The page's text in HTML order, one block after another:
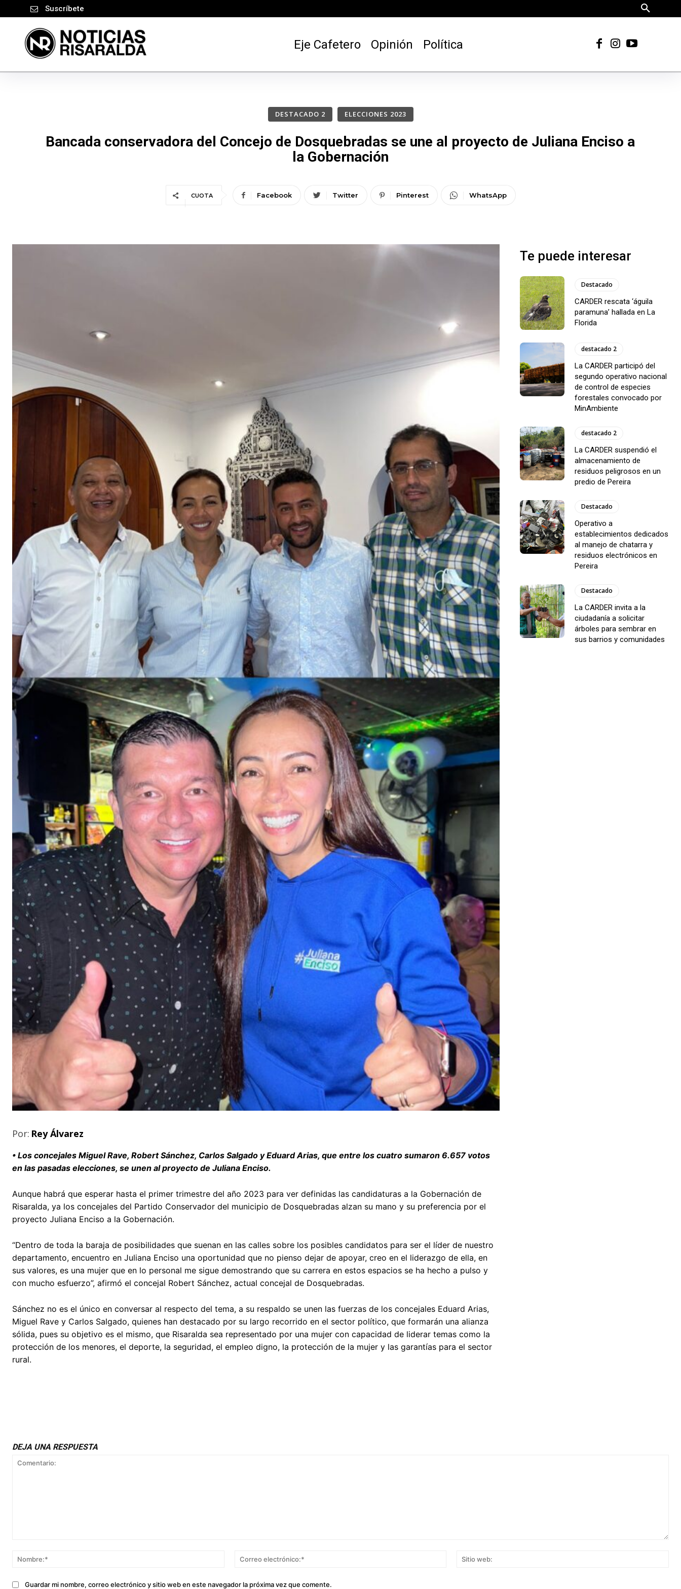
Suscríbete
Eje Cafetero Opinión Política
DESTACADO 2 ELECCIONES 2023
Bancada conservadora del Concejo de Dosquebradas se une al proyecto de Juliana Enciso a
la Gobernación
CUOTA Facebook Twitter Pinterest WhatsApp
Por: Rey Álvarez
• Los concejales Miguel Rave, Robert Sánchez, Carlos Salgado y Eduard Arias, que entre los cuatro sumaron 6.657 votos
en las pasadas elecciones, se unen al proyecto de Juliana Enciso.
Aunque habrá que esperar hasta el primer trimestre del año 2023 para ver definidas las candidaturas a la Gobernación de
Risaralda, ya los concejales del Partido Conservador del municipio de Dosquebradas alzan su mano y su preferencia por el
proyecto Juliana Enciso a la Gobernación.
“Dentro de toda la baraja de posibilidades que suenan en las calles sobre los posibles candidatos para ser el líder de nuestro
departamento, encuentro en Juliana Enciso una oportunidad que no pienso dejar de apoyar, creo en el liderazgo de ella, en
sus valores, es una mujer que en lo personal me sigue demostrando que su carrera en estos espacios se ha hecho a pulso y
con mucho esfuerzo”, afirmó el concejal Robert Sánchez, actual concejal de Dosquebradas.
Sánchez no es el único en conversar al respecto del tema, a su respaldo se unen las fuerzas de los concejales Eduard Arias,
Miguel Rave y Carlos Salgado, quienes han destacado por su largo recorrido en el sector político, que formarán una alianza
sólida, pues su objetivo es el mismo, que Risaralda sea representado por una mujer con capacidad de liderar temas como la
protección de los menores, el deporte, la seguridad, el empleo digno, la protección de la mujer y las garantías para el sector
rural.
Te puede interesar
Destacado
CARDER rescata ‘águila
paramuna’ hallada en La
Florida
destacado 2
La CARDER participó del
segundo operativo nacional
de control de especies
forestales convocado por
MinAmbiente
destacado 2
La CARDER suspendió el
almacenamiento de
residuos peligrosos en un
predio de Pereira
Destacado
Operativo a
establecimientos dedicados
al manejo de chatarra y
residuos electrónicos en
Pereira
Destacado
La CARDER invita a la
ciudadanía a solicitar
árboles para sembrar en
sus barrios y comunidades
DEJA UNA RESPUESTA
Nombre:*
Correo
Guardar mi nombre, correo electrónico y sitio web en este navegador la próxima vez que comente.